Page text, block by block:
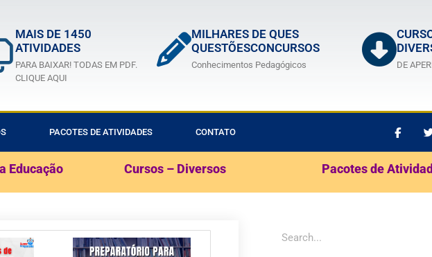
MAIS DE 1450
ATIVIDADES
PARA BAIXAR! TODAS EM PDF.
CLIQUE AQUI
MILHARES DE QUES
QUESTÕESCONCURSOS
Conhecimentos Pedagógicos DE
PACOTES DE ATIVIDADES CONTATO
Educação Cursos – Diversos Pacotes de